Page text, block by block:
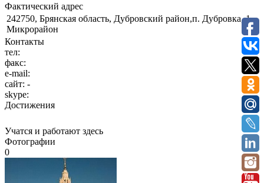
Фактический адрес
242750, Брянская область, Дубровский район,п. Дубровка, 1
Микрорайон
Контакты
тел:
факс:
e-mail:
сайт: -
skype:
Достижения
Учатся и работают здесь
Фотографии
0